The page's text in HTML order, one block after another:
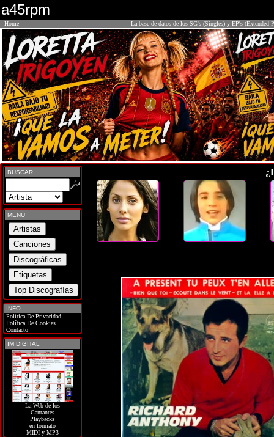
a45rpm
Home La base de datos de los SG's (Singles) y EP's (Extended
BUSCAR
MENÚ
INFO
Política De Privacidad
Política De Cookies
Contacto
IM DIGITAL
La Web de los
Cantantes
Playbacks
en formato
MIDI y MP3